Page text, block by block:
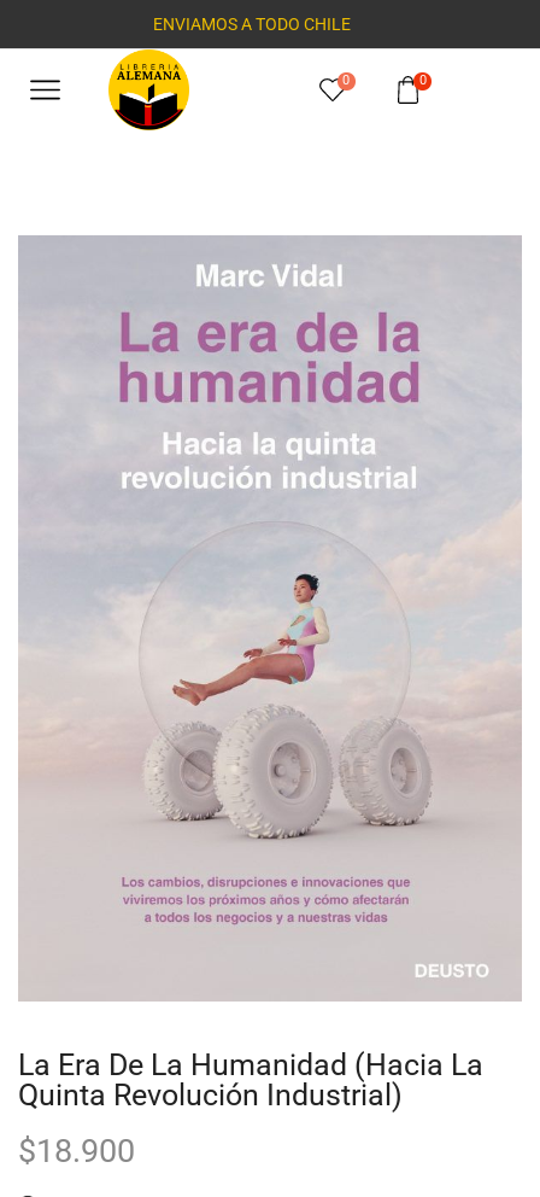
ENVIAMOS A TODO CHILE
0 0
La Era De La Humanidad (Hacia La
Quinta Revolución Industrial)
$18.900